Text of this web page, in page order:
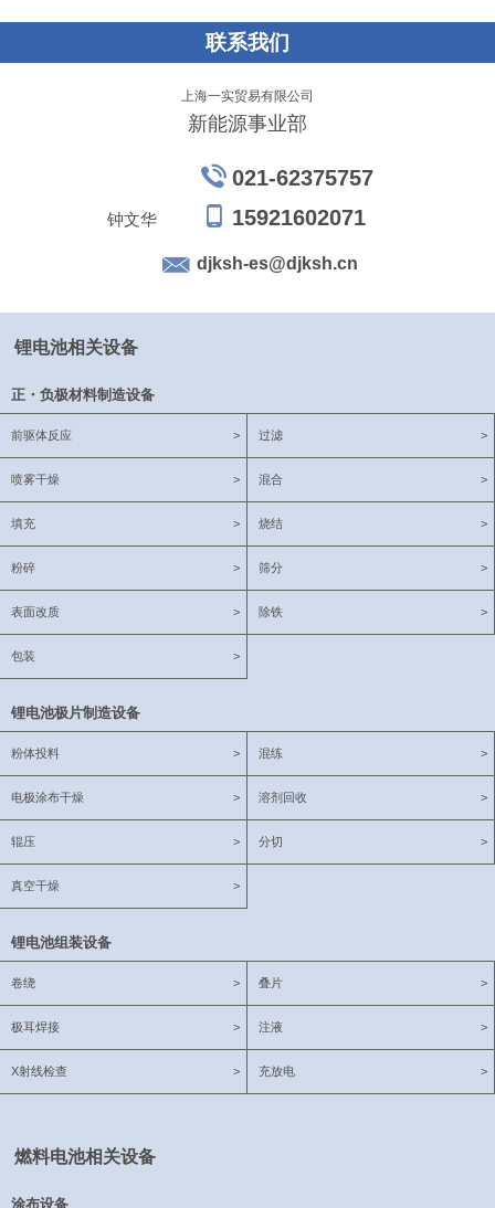
联系我们
上海一实贸易有限公司
新能源事业部
021-62375757
钟文华 15921602071
djksh-es@djksh.cn
锂电池相关设备
正・负极材料制造设备
>
前驱体反应 >
过滤
>
喷雾干燥 >
混合
>
填充 >
烧结
>
粉碎 >
筛分
>
表面改质 >
除铁
>
包装
锂电池极片制造设备
>
粉体投料 >
混练
>
电极涂布干燥 >
溶剂回收
>
辊压 >
分切
>
真空干燥
锂电池组装设备
>
卷绕 >
叠片
>
极耳焊接 >
注液
>
X射线检查 >
充放电
燃料电池相关设备
涂布设备